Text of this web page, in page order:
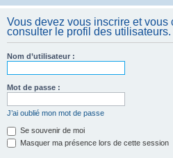
Vous devez vous inscrire et
consulter le profil des utilisateurs.
Nom d’utilisateur :
Mot de passe :
J’ai oublié mon mot de passe
Se souvenir de moi
Masquer ma présence lors de cette session